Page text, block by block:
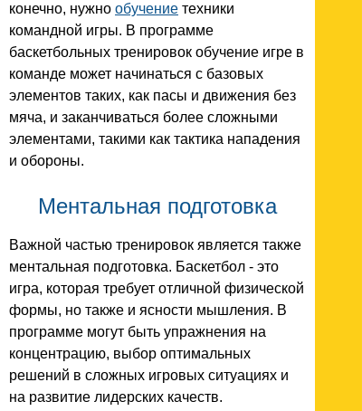
конечно, нужно обучение техники
командной игры. В программе
баскетбольных тренировок обучение игре в
команде может начинаться с базовых
элементов таких, как пасы и движения без
мяча, и заканчиваться более сложными
элементами, такими как тактика нападения
и обороны.
Ментальная подготовка
Важной частью тренировок является также
ментальная подготовка. Баскетбол - это
игра, которая требует отличной физической
формы, но также и ясности мышления. В
программе могут быть упражнения на
концентрацию, выбор оптимальных
решений в сложных игровых ситуациях и
на развитие лидерских качеств.